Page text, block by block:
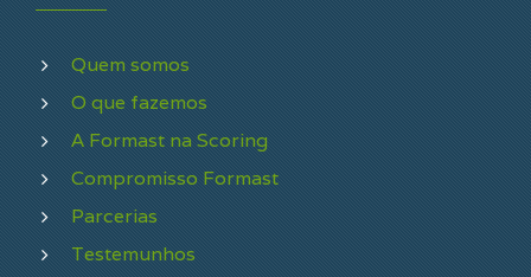
Quem somos
O que fazemos
A Formast na Scoring
Compromisso Formast
Parcerias
Testemunhos